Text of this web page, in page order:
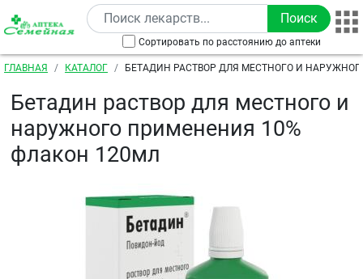
Перейти к основному содержанию
Сортировать по расстоянию до аптеки
Строка навигации
ГЛАВНАЯ КАТАЛОГ
БЕТАДИН РАСТВОР ДЛЯ МЕСТНОГО И
Бетадин раствор для местного и
наружного применения 10%
флакон 120мл